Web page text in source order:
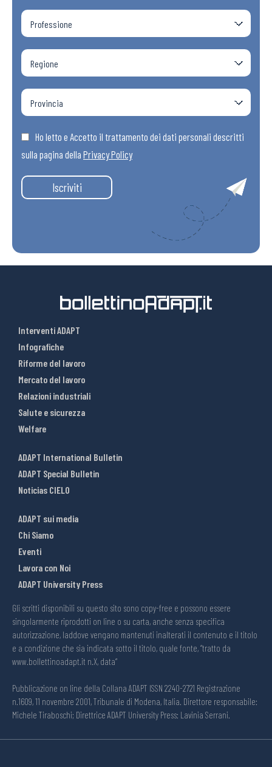
Ho letto e Accetto il trattamento dei dati personali descritti
sulla pagina della Privacy Policy
Iscriviti
Interventi ADAPT
Infografiche
Riforme del lavoro
Mercato del lavoro
Relazioni industriali
Salute e sicurezza
Welfare
ADAPT International Bulletin
ADAPT Special Bulletin
Noticias CIELO
ADAPT sui media
Chi Siamo
Eventi
Lavora con Noi
ADAPT University Press
Gli scritti disponibili su questo sito sono copy-free e possono essere
singolarmente riprodotti on line o su carta, anche senza specifica
autorizzazione, laddove vengano mantenuti inalterati il contenuto e il titolo
e a condizione che sia indicata sotto il titolo, quale fonte, “tratto da
www.bollettinoadapt.it n.X, data“
Pubblicazione on line della Collana ADAPT ISSN 2240-2721 Registrazione
n.1609, 11 novembre 2001, Tribunale di Modena, Italia. Direttore responsabile:
Michele Tiraboschi; Direttrice ADAPT University Press: Lavinia Serrani.